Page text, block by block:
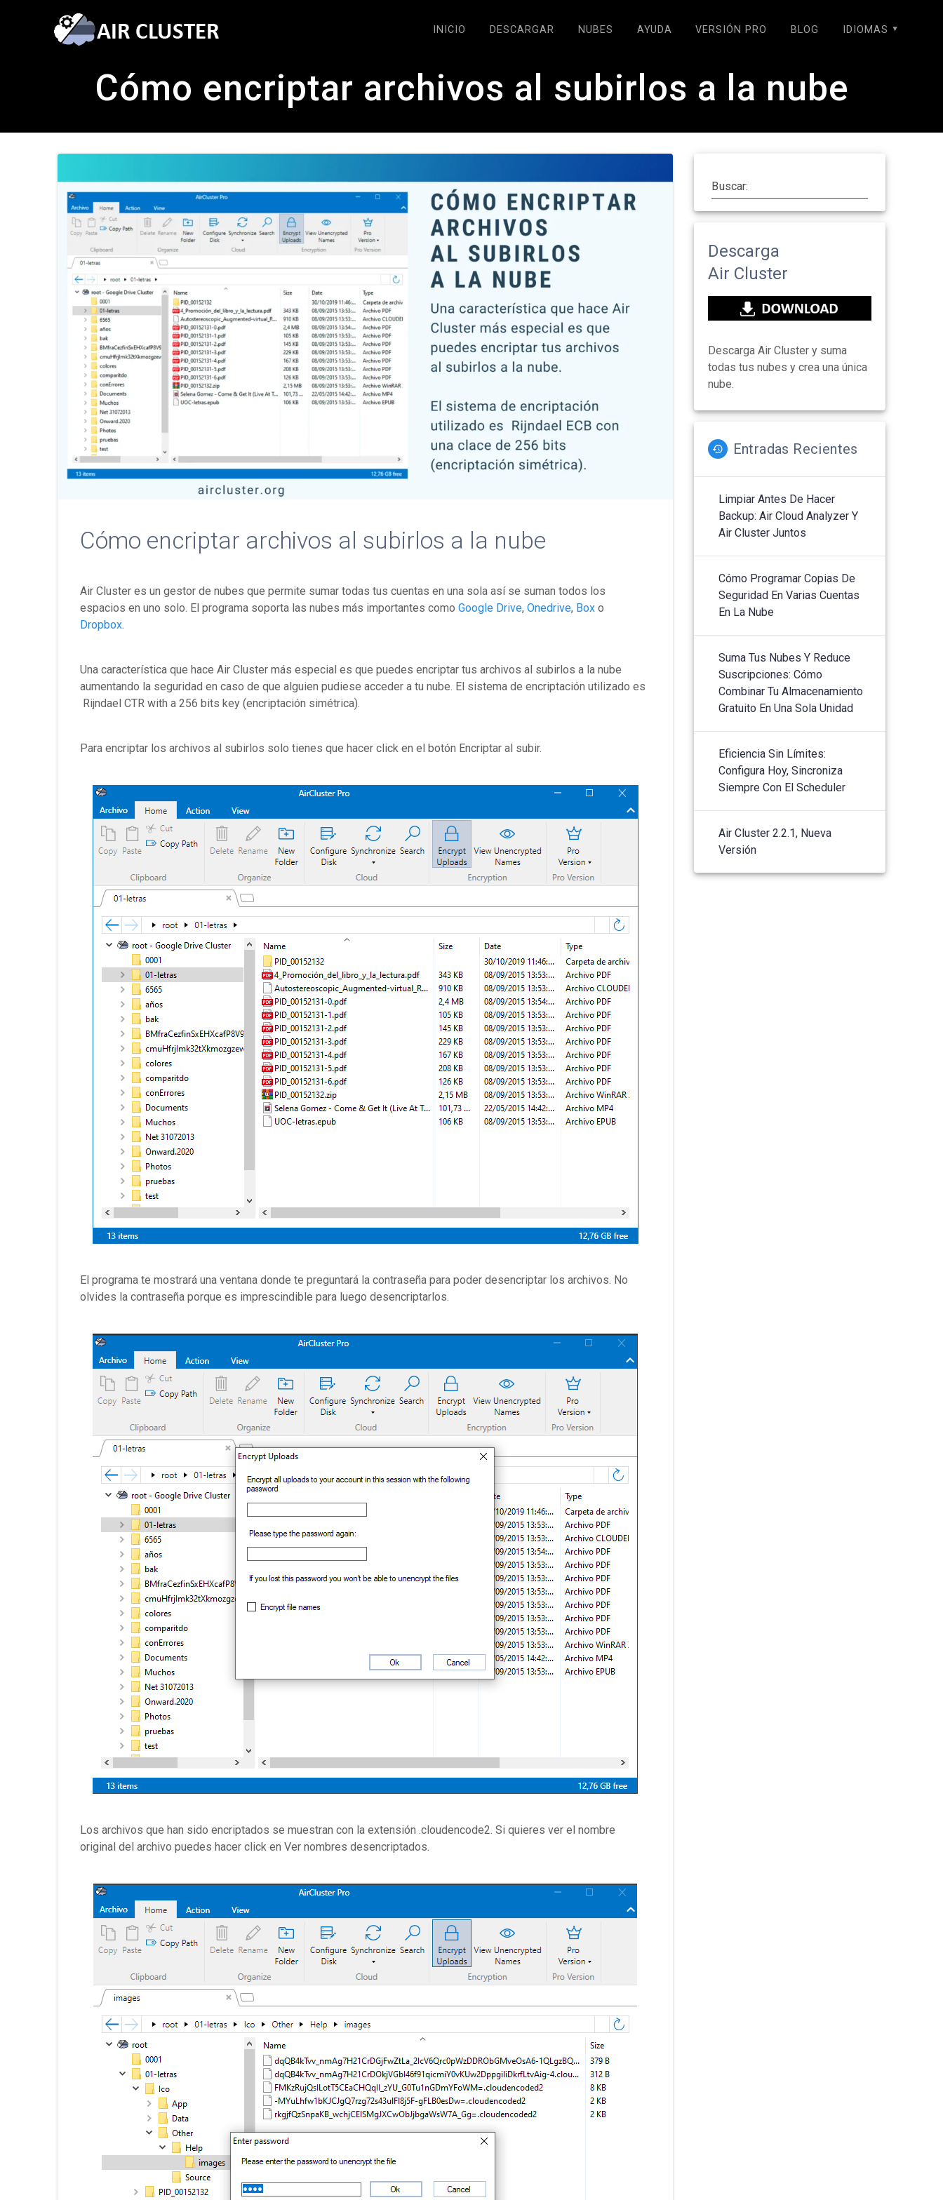
INICIO DESCARGAR NUBES AYUDA VERSIÓN PRO BLOG IDIOMAS
Cómo encriptar archivos al subirlos a la nube
Cómo encriptar archivos al subirlos a la nube
Air Cluster es un gestor de nubes que permite sumar todas tus cuentas en una sola así se suman todos los
espacios en uno solo. El programa soporta las nubes más importantes comoGoogle Drive,Onedrive, Box o
Dropbox.
Una característica que hace Air Cluster más especial es que puedes encriptar tus archivos al subirlos a la nube
aumentando la seguridad en caso de que alguien pudiese acceder a tu nube. El sistema de encriptación utilizado es
Rijndael CTR with a 256 bits key (encriptación simétrica).
Para encriptar los archivos al subirlos solo tienes que hacer click en el botón Encriptar al subir.
El programa te mostrará una ventana donde te preguntará la contraseña para poder desencriptar los archivos. No
olvides la contraseña porque es imprescindible para luego desencriptarlos.
Los archivos que han sido encriptados se muestran con la extensión .cloudencode2. Si quieres ver el nombre
original del archivo puedes hacer click en Ver nombres desencriptados.
Buscar:
Descarga
Air Cluster
Descarga Air Cluster y suma
todas tus nubes y crea una única
nube.
Entradas Recientes
Limpiar Antes De Hacer
Backup: Air Cloud Analyzer Y
Air Cluster Juntos
Cómo Programar Copias De
Seguridad En Varias Cuentas
En La Nube
Suma Tus Nubes Y Reduce
Suscripciones: Cómo
Combinar Tu Almacenamiento
Gratuito En Una Sola Unidad
Eficiencia Sin Límites:
Configura Hoy, Sincroniza
Siempre Con El Scheduler
Air Cluster 2.2.1, Nueva
Versión